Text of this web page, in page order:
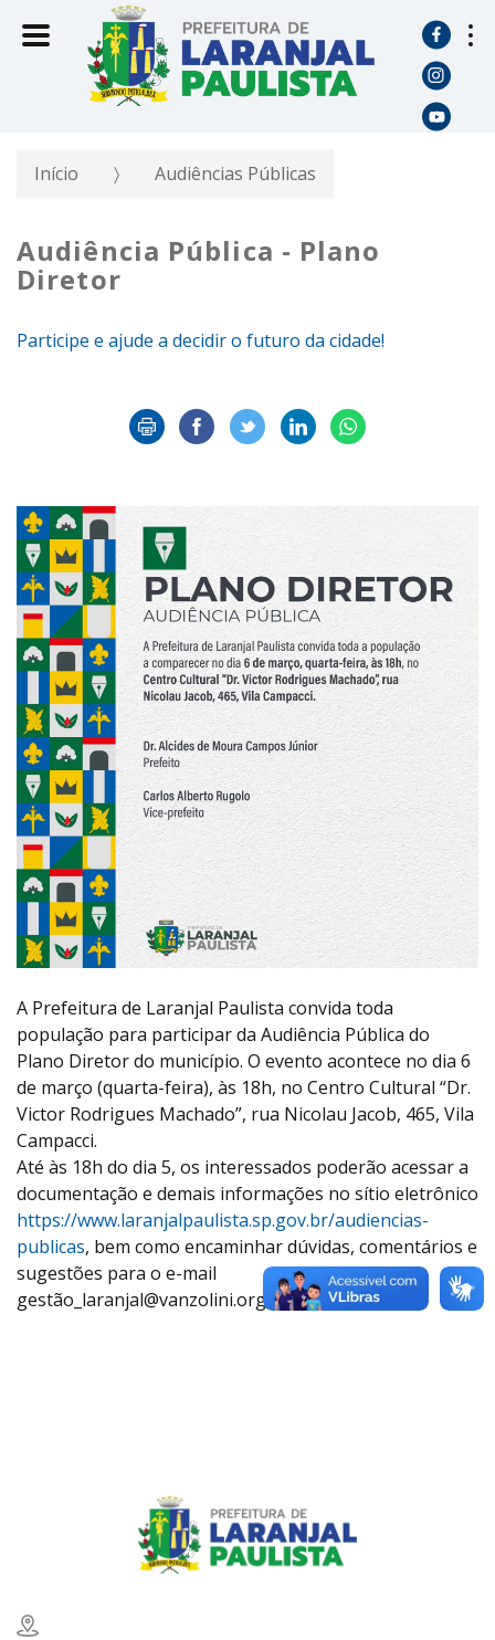
Início Audiências Públicas
Audiência Pública - Plano
Diretor
Participe e ajude a decidir o futuro da cidade!
A Prefeitura de Laranjal Paulista convida toda
população para participar da Audiência Pública do
Plano Diretor do município. O evento acontece no dia 6
de março (quarta-feira), às 18h, no Centro Cultural “Dr.
Victor Rodrigues Machado”, rua Nicolau Jacob, 465, Vila
Campacci.
Até às 18h do dia 5, os interessados poderão acessar a
documentação e demais informações no sítio eletrônico
https://www.laranjalpaulista.sp.gov.br/audiencias-
publicas, bem como encaminhar dúvidas, comentários e
sugestões para o e-mail
gestão_laranjal@vanzolini.org.br.